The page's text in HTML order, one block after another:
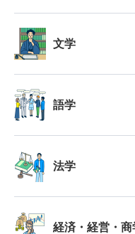
文学
語学
法学
経済・経営・商